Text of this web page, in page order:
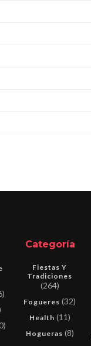
Categoría
Fiestas Y
Tradiciones
(264)
Fogueres (32)
Health (11)
Hogueras (8)